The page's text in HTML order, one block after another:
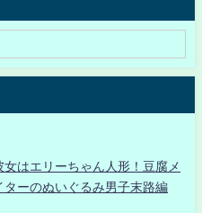
はエリーちゃん人形！豆腐メ
ーのぬいぐるみ男子末路編